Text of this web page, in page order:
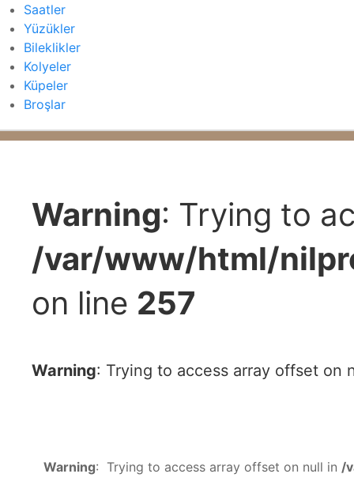
Saatler
Yüzükler
Bileklikler
Kolyeler
Küpeler
Broşlar
Warning: Trying to
/var/www/html/
on line 257
Warning: Trying to access array offset on
Warning:  Trying to access array offset on null in /